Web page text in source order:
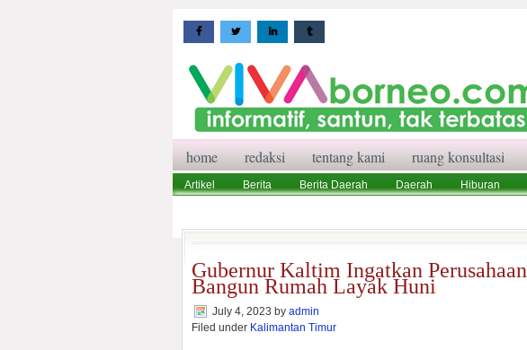
home redaksi tentang kami ruang konsultasi
Artikel Berita Berita Daerah Daerah Hiburan
Gubernur Kaltim Ingatkan
Bangun Rumah Layak Huni
July 4, 2023 by admin
Filed under Kalimantan Timur